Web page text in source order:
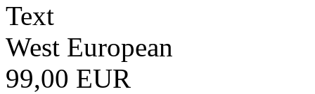
Text
West European
99,00 EUR